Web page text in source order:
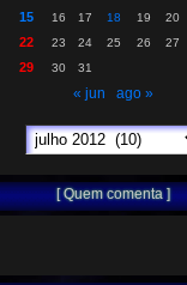
15 16 17 18 19 20
22 23 24 25 26 27
29 30 31
« jun ago »
[ Quem comenta ]